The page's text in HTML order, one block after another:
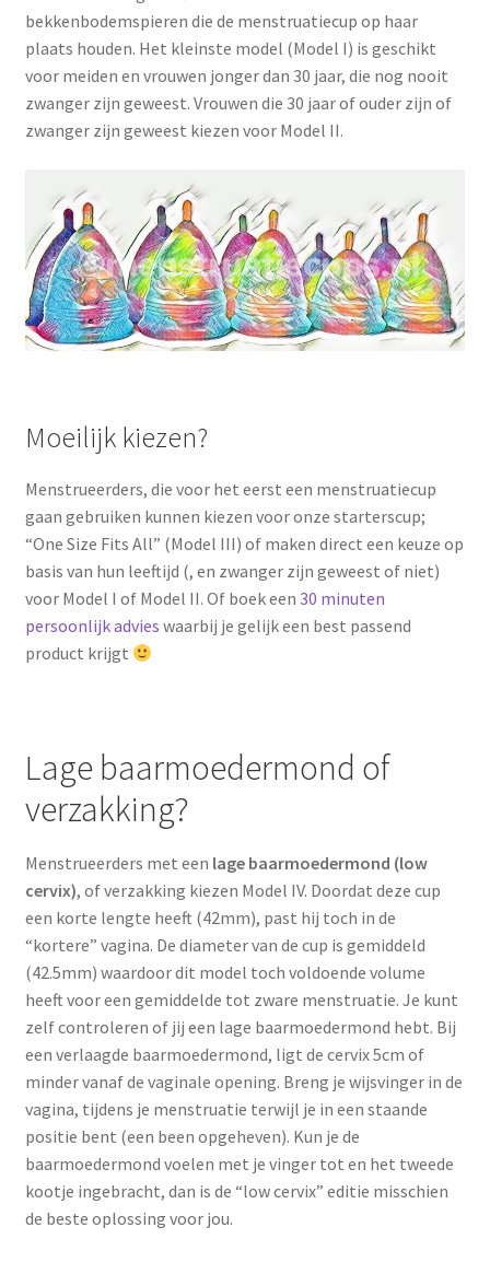
bekkenbodemspieren die de menstruatiecup op haar
plaats houden. Het kleinste model (Model I) is geschikt
voor meiden en vrouwen jonger dan 30 jaar, die nog nooit
zwanger zijn geweest. Vrouwen die 30 jaar of ouder zijn of
zwanger zijn geweest kiezen voor Model II.
Moeilijk kiezen?
Menstrueerders, die voor het eerst een menstruatiecup
gaan gebruiken kunnen kiezen voor onze starterscup;
“One Size Fits All” (Model III) of maken direct een keuze op
basis van hun leeftijd (, en zwanger zijn geweest of niet)
voor Model I of Model II. Of boek een 30 minuten
persoonlijk advies waarbij je gelijk een best passend
product krijgt
Lage baarmoedermond of
verzakking?
Menstrueerders met een lage baarmoedermond (low
cervix), of verzakking kiezen Model IV. Doordat deze cup
een korte lengte heeft (42mm), past hij toch in de
“kortere” vagina. De diameter van de cup is gemiddeld
(42.5mm) waardoor dit model toch voldoende volume
heeft voor een gemiddelde tot zware menstruatie. Je kunt
zelf controleren of jij een lage baarmoedermond hebt. Bij
een verlaagde baarmoedermond, ligt de cervix 5cm of
minder vanaf de vaginale opening. Breng je wijsvinger in de
vagina, tijdens je menstruatie terwijl je in een staande
positie bent (een been opgeheven). Kun je de
baarmoedermond voelen met je vinger tot en het tweede
kootje ingebracht, dan is de “low cervix” editie misschien
de beste oplossing voor jou.